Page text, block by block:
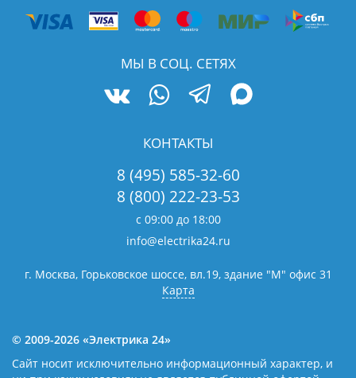
МЫ В СОЦ. СЕТЯХ
КОНТАКТЫ
8 (495) 585-32-60
8 (800) 222-23-53
с 09:00 до 18:00
info@electrika24.ru
г. Москва, Горьковское шоссе, вл.19, здание "М" офис 31
Карта
© 2009-2026 «Электрика 24»
Сайт носит исключительно информационный характер, и